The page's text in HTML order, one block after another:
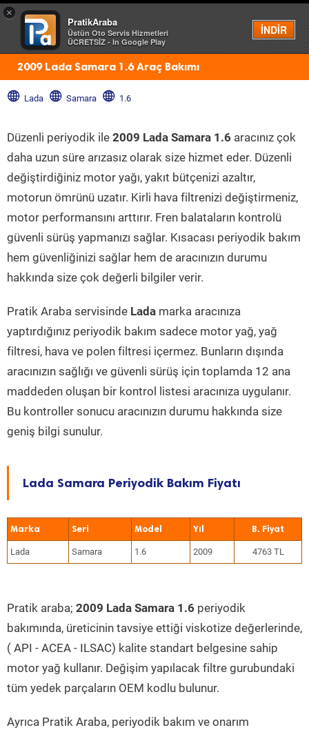
×
PratikAraba
Üstün Oto Servis Hizmetleri
ÜCRETSİZ - In Google Play
İNDİR
Menü
2009 Lada Samara 1.6 Araç Bakımı
Lada Samara 1.6
Düzenli periyodik ile 2009 Lada Samara 1.6 aracınız çok
daha uzun süre arızasız olarak size hizmet eder. Düzenli
değiştirdiğiniz motor yağı, yakıt bütçenizi azaltır,
motorun ömrünü uzatır. Kirli hava filtrenizi değiştirmeniz,
motor performansını arttırır. Fren balataların kontrolü
güvenli sürüş yapmanızı sağlar. Kısacası periyodik bakım
hem güvenliğinizi sağlar hem de aracınızın durumu
hakkında size çok değerli bilgiler verir.
Pratik Araba servisinde Lada marka aracınıza
yaptırdığınız periyodik bakım sadece motor yağ, yağ
filtresi, hava ve polen filtresi içermez. Bunların dışında
aracınızın sağlığı ve güvenli sürüş için toplamda 12 ana
maddeden oluşan bir kontrol listesi aracınıza uygulanır.
Bu kontroller sonucu aracınızın durumu hakkında size
geniş bilgi sunulur.
Lada Samara Periyodik Bakım Fiyatı
Marka Seri Model Yıl
Lada Samara 1.6 2009 4763 TL
Pratik araba; 2009 Lada Samara 1.6 periyodik
bakımında, üreticinin tavsiye ettiği viskotize değerlerinde,
( API - ACEA - ILSAC) kalite standart belgesine sahip
motor yağ kullanır. Değişim yapılacak filtre gurubundaki
tüm yedek parçaların OEM kodlu bulunur.
Ayrıca Pratik Araba, periyodik bakım ve onarım